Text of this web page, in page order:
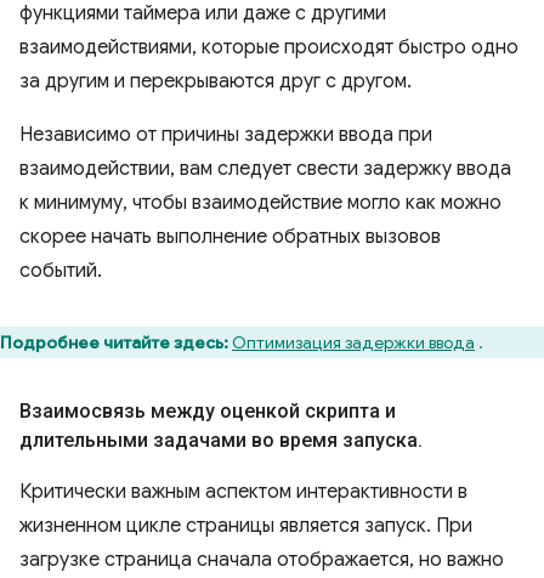
функциями таймера или даже с другими
взаимодействиями, которые происходят быстро одно
за другим и перекрываются друг с другом.
Независимо от причины задержки ввода при
взаимодействии, вам следует свести задержку ввода
к минимуму, чтобы взаимодействие могло как можно
скорее начать выполнение обратных вызовов
событий.
Подробнее читайте здесь:Оптимизация задержки ввода .
Взаимосвязь между оценкой скрипта и
длительными задачами во время запуска.
Критически важным аспектом интерактивности в
жизненном цикле страницы является запуск. При
загрузке страница сначала отображается, но важно